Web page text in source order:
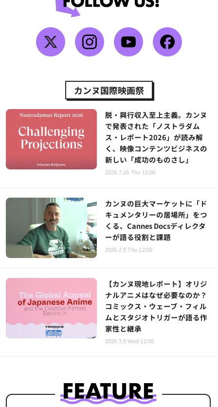
カンヌ国際映画祭
脱・興行収入至上主義。カンヌ
で発表された「ノストラダム
ス・レポート2026」が読み解
く、映像コンテンツビジネスの
新しい「成功のものさし」
2026.7.16 Thu 12:00
カンヌの巨大マーケットに「ド
キュメンタリーの居場所」をつ
くる、Cannes Docsディレクタ
ーが語る役割と課題
2026.7.9 Thu 12:00
【カンヌ現地レポート】オリジ
ナルアニメはなぜ必要なのか？
コミックス・ウェーブ・フィル
ムとスタジオトリガーが語る作
家性と継承
2026.7.8 Wed 12:00